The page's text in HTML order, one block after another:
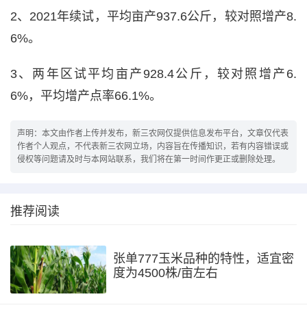
2、2021年续试，平均亩产937.6公斤，较对照增产8.
6%。
3、两年区试平均亩产928.4公斤，较对照增产6.
6%，平均增产点率66.1%。
声明：本文由作者上传并发布，新三农网仅提供信息发布平台，文章仅代表
作者个人观点，不代表新三农网立场，内容旨在传播知识，若有内容错误或
侵权等问题请及时与本网站联系，我们将在第一时间作更正或删除处理。
推荐阅读
张单777玉米品种的特性，适宜密
度为4500株/亩左右